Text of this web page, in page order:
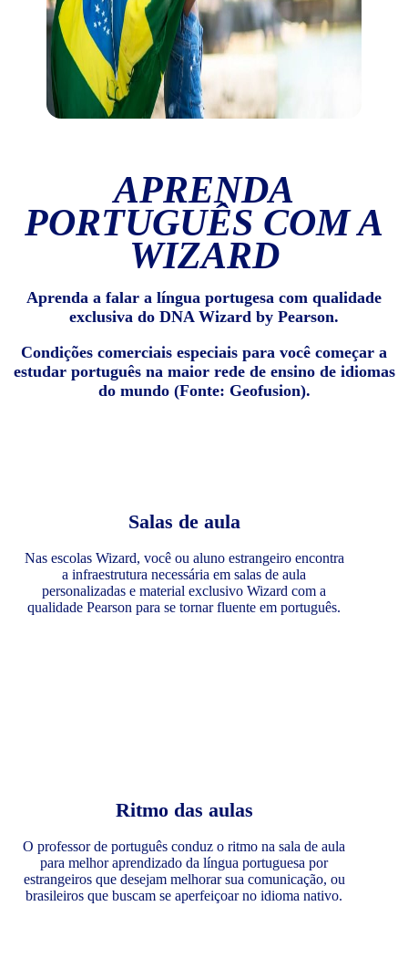
APRENDA
PORTUGUÊS COM A
WIZARD
Aprenda a falar a língua portugesa com qualidade
exclusiva do DNA Wizard by Pearson.
Condições comerciais especiais para você começar a
estudar português na maior rede de ensino de idiomas
do mundo (Fonte: Geofusion).
Salas de aula
Nas escolas Wizard, você ou aluno estrangeiro encontra
a infraestrutura necessária em salas de aula
personalizadas e material exclusivo Wizard com a
qualidade Pearson para se tornar fluente em português.
Ritmo das aulas
O professor de português conduz o ritmo na sala de aula
para melhor aprendizado da língua portuguesa por
estrangeiros que desejam melhorar sua comunicação, ou
brasileiros que buscam se aperfeiçoar no idioma nativo.